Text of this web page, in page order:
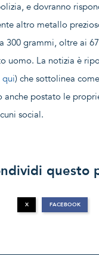
e dovranno
altro metallo
300 grammi, oltre ai
uomo. La notizia è
qui) che sottolinea
anche postato le
social.
questo
X FACEBOOK